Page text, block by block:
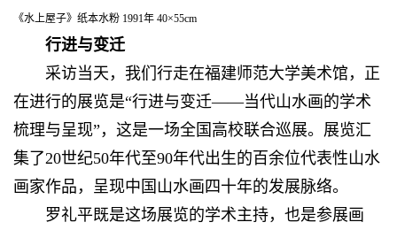
《水上屋子》纸本水粉 1991年 40×55cm
行进与变迁
采访当天，我们行走在福建师范大学美术馆，正
在进行的展览是“行进与变迁——当代山水画的学术
梳理与呈现”，这是一场全国高校联合巡展。展览汇
集了20世纪50年代至90年代出生的百余位代表性山水
画家作品，呈现中国山水画四十年的发展脉络。
罗礼平既是这场展览的学术主持，也是参展画